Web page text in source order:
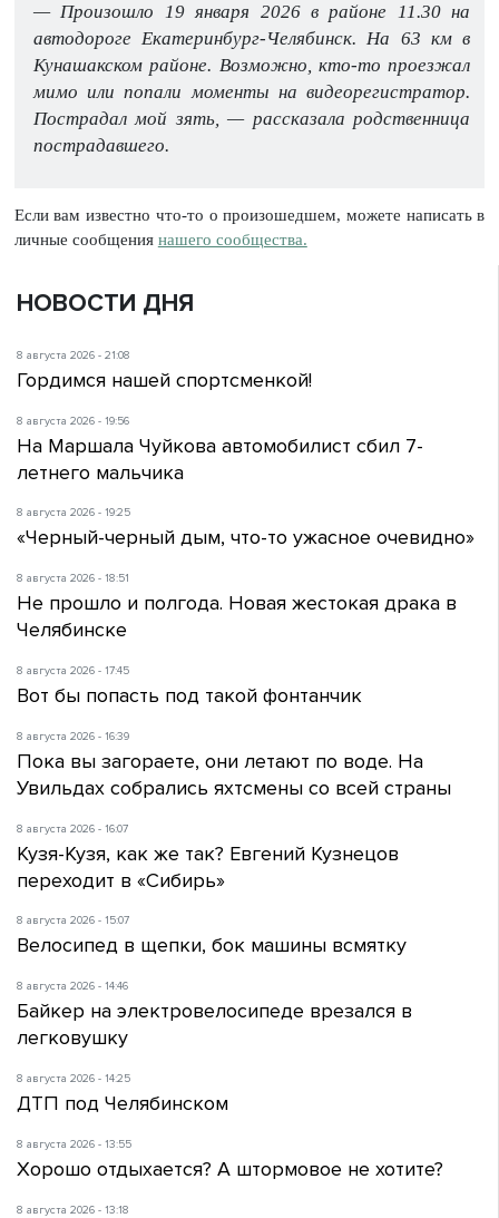
— Произошло 19 января 2026 в районе 11.30 на
автодороге Екатеринбург-Челябинск. На 63 км в
Кунашакском районе. Возможно, кто-то проезжал
мимо или попали моменты на видеорегистратор.
Пострадал мой зять, — рассказала родственница
пострадавшего.
Если вам известно что-то о произошедшем, можете написать в
личные сообщения нашего сообщества.
НОВОСТИ ДНЯ
8 августа 2026 - 21:08
Гордимся нашей спортсменкой!
8 августа 2026 - 19:56
На Маршала Чуйкова автомобилист сбил 7-
летнего мальчика
8 августа 2026 - 19:25
«Черный-черный дым, что-то ужасное очевидно»
8 августа 2026 - 18:51
Не прошло и полгода. Новая жестокая драка в
Челябинске
8 августа 2026 - 17:45
Вот бы попасть под такой фонтанчик
8 августа 2026 - 16:39
Пока вы загораете, они летают по воде. На
Увильдах собрались яхтсмены со всей страны
8 августа 2026 - 16:07
Кузя-Кузя, как же так? Евгений Кузнецов
переходит в «Сибирь»
8 августа 2026 - 15:07
Велосипед в щепки, бок машины всмятку
8 августа 2026 - 14:46
Байкер на электровелосипеде врезался в
легковушку
8 августа 2026 - 14:25
ДТП под Челябинском
8 августа 2026 - 13:55
Хорошо отдыхается? А штормовое не хотите?
8 августа 2026 - 13:18